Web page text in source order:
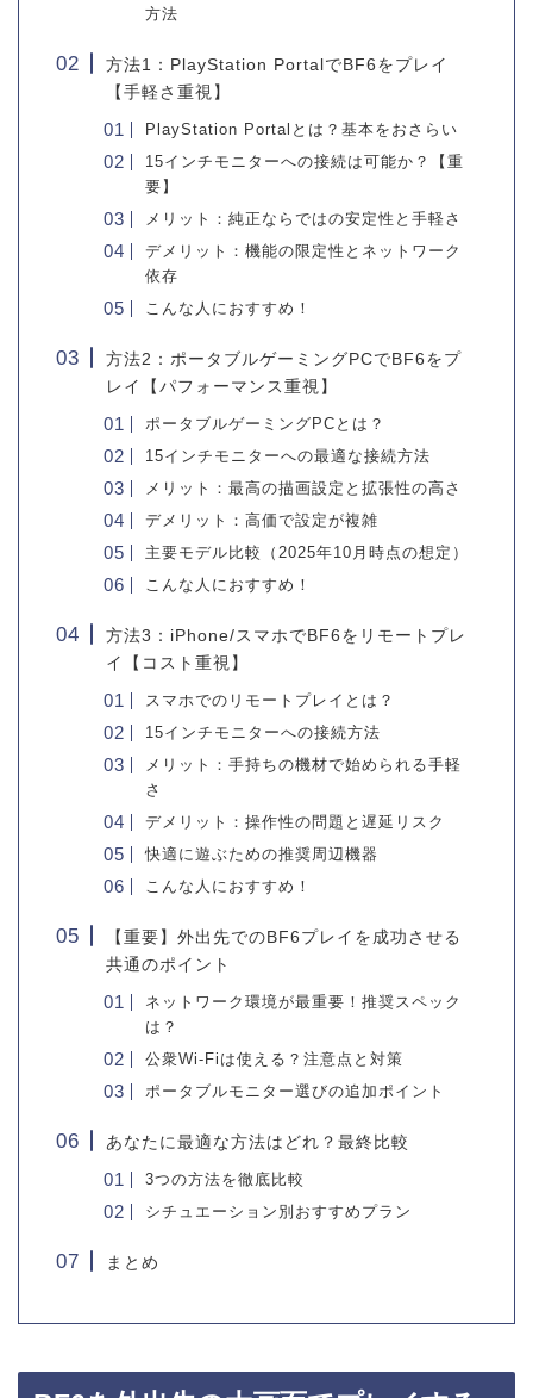
方法
方法1：PlayStation PortalでBF6をプレイ
【手軽さ重視】
PlayStation Portalとは？基本をおさらい
15インチモニターへの接続は可能か？【重
要】
メリット：純正ならではの安定性と手軽さ
デメリット：機能の限定性とネットワーク
依存
こんな人におすすめ！
方法2：ポータブルゲーミングPCでBF6をプ
レイ【パフォーマンス重視】
ポータブルゲーミングPCとは？
15インチモニターへの最適な接続方法
メリット：最高の描画設定と拡張性の高さ
デメリット：高価で設定が複雑
主要モデル比較（2025年10月時点の想定）
こんな人におすすめ！
方法3：iPhone/スマホでBF6をリモートプレ
イ【コスト重視】
スマホでのリモートプレイとは？
15インチモニターへの接続方法
メリット：手持ちの機材で始められる手軽
さ
デメリット：操作性の問題と遅延リスク
快適に遊ぶための推奨周辺機器
こんな人におすすめ！
【重要】外出先でのBF6プレイを成功させる
共通のポイント
ネットワーク環境が最重要！推奨スペック
は？
公衆Wi-Fiは使える？注意点と対策
ポータブルモニター選びの追加ポイント
あなたに最適な方法はどれ？最終比較
3つの方法を徹底比較
シチュエーション別おすすめプラン
まとめ